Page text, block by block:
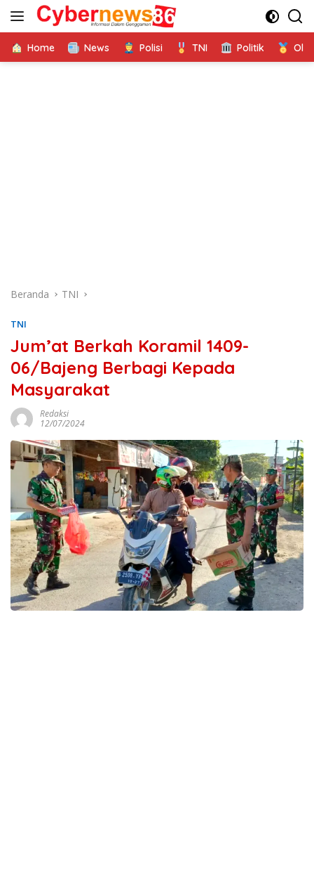
Langsung
Home News Polisi TNI Politik
Beranda TNI
TNI
Jum’at Berkah Koramil 1409-
06/Bajeng Berbagi Kepada
Masyarakat
Redaksi
12/07/2024